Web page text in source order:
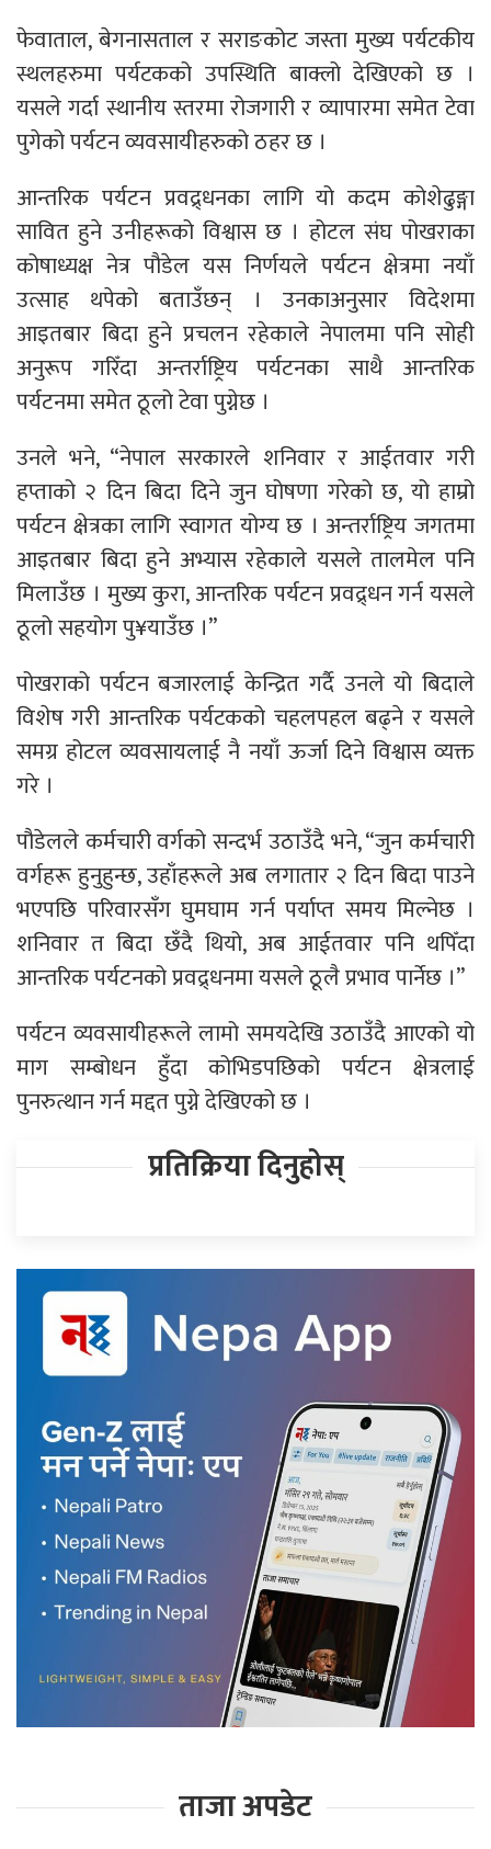
फेवाताल, बेगनासताल र सराङकोट जस्ता मुख्य पर्यटकीय
स्थलहरुमा पर्यटकको उपस्थिति बाक्लो देखिएको छ ।
यसले गर्दा स्थानीय स्तरमा रोजगारी र व्यापारमा समेत टेवा
पुगेको पर्यटन व्यवसायीहरुको ठहर छ ।
आन्तरिक पर्यटन प्रवद्र्धनका लागि यो कदम कोशेढुङ्गा
सावित हुने उनीहरूको विश्वास छ । होटल संघ पोखराका
कोषाध्यक्ष नेत्र पौडेल यस निर्णयले पर्यटन क्षेत्रमा नयाँ
उत्साह थपेको बताउँछन् । उनकाअनुसार विदेशमा
आइतबार बिदा हुने प्रचलन रहेकाले नेपालमा पनि सोही
अनुरूप गरिँदा अन्तर्राष्ट्रिय पर्यटनका साथै आन्तरिक
पर्यटनमा समेत ठूलो टेवा पुग्नेछ ।
उनले भने, “नेपाल सरकारले शनिवार र आईतवार गरी
हप्ताको २ दिन बिदा दिने जुन घोषणा गरेको छ, यो हाम्रो
पर्यटन क्षेत्रका लागि स्वागत योग्य छ । अन्तर्राष्ट्रिय जगतमा
आइतबार बिदा हुने अभ्यास रहेकाले यसले तालमेल पनि
मिलाउँछ । मुख्य कुरा, आन्तरिक पर्यटन प्रवद्र्धन गर्न यसले
ठूलो सहयोग पु¥याउँछ ।”
पोखराको पर्यटन बजारलाई केन्द्रित गर्दै उनले यो बिदाले
विशेष गरी आन्तरिक पर्यटकको चहलपहल बढ्ने र यसले
समग्र होटल व्यवसायलाई नै नयाँ ऊर्जा दिने विश्वास व्यक्त
गरे ।
पौडेलले कर्मचारी वर्गको सन्दर्भ उठाउँदै भने, “जुन कर्मचारी
वर्गहरू हुनुहुन्छ, उहाँहरूले अब लगातार २ दिन बिदा पाउने
भएपछि परिवारसँग घुमघाम गर्न पर्याप्त समय मिल्नेछ ।
शनिवार त बिदा छँदै थियो, अब आईतवार पनि थपिँदा
आन्तरिक पर्यटनको प्रवद्र्धनमा यसले ठूलै प्रभाव पार्नेछ ।”
पर्यटन व्यवसायीहरूले लामो समयदेखि उठाउँदै आएको यो
माग सम्बोधन हुँदा कोभिडपछिको पर्यटन क्षेत्रलाई
पुनरुत्थान गर्न मद्दत पुग्ने देखिएको छ ।
प्रतिक्रिया दिनुहोस्
ताजा अपडेट